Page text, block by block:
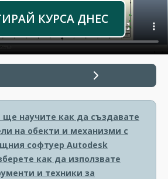
КУРСА ДНЕС
ще научите как да създавате
на обекти и механизми с
софтуер Autodesk
как да използвате
и техники за